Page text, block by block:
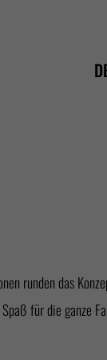
für die ganze